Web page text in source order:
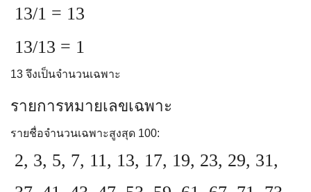
13/1 = 13
13/13 = 1
13 จึงเป็นจำนวนเฉพาะ
รายการหมายเลขเฉพาะ
รายชื่อจำนวนเฉพาะสูงสุด 100:
2, 3, 5, 7, 11, 13, 17, 19, 23, 29, 31,